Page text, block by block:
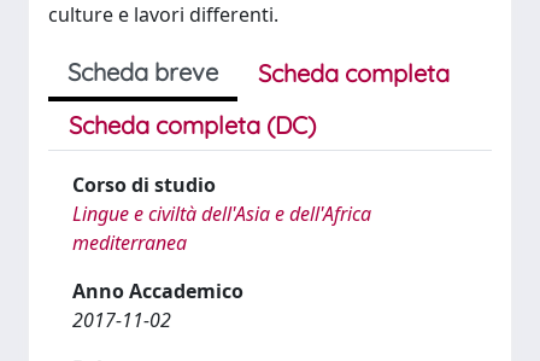
culture e lavori differenti.
Scheda breve
Scheda completa
Scheda completa (DC)
Corso di studio
Lingue e civiltà dell'Asia e dell'Africa
mediterranea
Anno Accademico
2017-11-02